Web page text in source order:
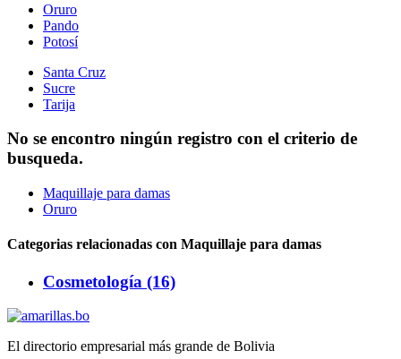
Oruro
Pando
Potosí
Santa Cruz
Sucre
Tarija
No se encontro ningún registro con el criterio de
busqueda.
Maquillaje para damas
Oruro
Categorias relacionadas con Maquillaje para damas
Cosmetología (16)
El directorio empresarial más grande de Bolivia